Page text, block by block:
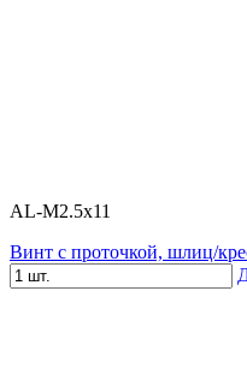
AL-M2.5x11
Винт с проточкой, шлиц/